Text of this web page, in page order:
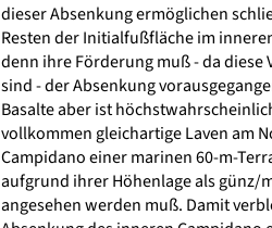
dieser Absenkung ermöglichen
Resten der Initialfußfläche im
denn ihre Förderung muß - da
sind - der Absenkung
Basalte aber ist
vollkommen gleichartige Laven am
Campidano einer marinen 60-m-
aufgrund ihrer Höhenlage als günz/
angesehen werden muß. Damit